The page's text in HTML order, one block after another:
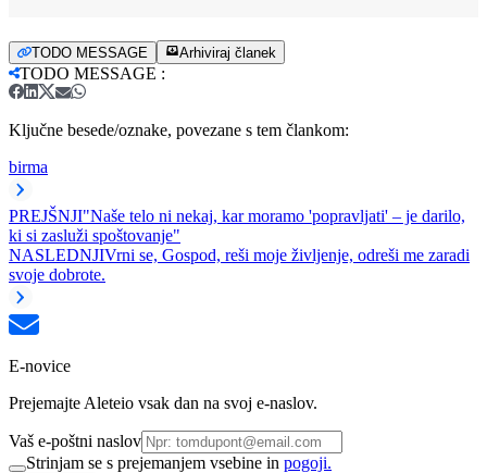
TODO MESSAGE Arhiviraj članek
TODO MESSAGE :
Ključne besede/oznake, povezane s tem člankom:
birma
PREJŠNJI"Naše telo ni nekaj, kar moramo 'popravljati' – je darilo,
ki si zasluži spoštovanje"
NASLEDNJIVrni se, Gospod, reši moje življenje, odreši me zaradi
svoje dobrote.
E-novice
Prejemajte Aleteio vsak dan na svoj e-naslov.
Vaš e-poštni naslov
Strinjam se s prejemanjem vsebine in pogoji.